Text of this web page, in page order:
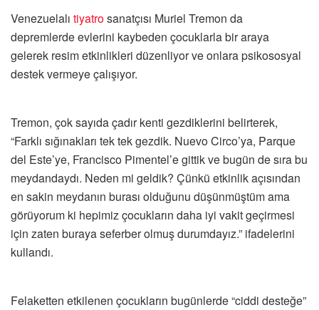
Venezuelalı tiyatrosanatçısı Muriel Tremon da
depremlerde evlerini kaybeden çocuklarla bir araya
gelerek resim etkinlikleri düzenliyor ve onlara psikososyal
destek vermeye çalışıyor.
Tremon, çok sayıda çadır kenti gezdiklerini belirterek,
“Farklı sığınakları tek tek gezdik. Nuevo Circo’ya, Parque
del Este’ye, Francisco Pimentel’e gittik ve bugün de sıra bu
meydandaydı. Neden mi geldik? Çünkü etkinlik açısından
en sakin meydanın burası olduğunu düşünmüştüm ama
görüyorum ki hepimiz çocukların daha iyi vakit geçirmesi
için zaten buraya seferber olmuş durumdayız.” ifadelerini
kullandı.
Felaketten etkilenen çocukların bugünlerde “ciddi desteğe”